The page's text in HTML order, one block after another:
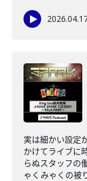
実は細かい設定
かけてライブに
らぬスタッフの
ゃくみゃくの被